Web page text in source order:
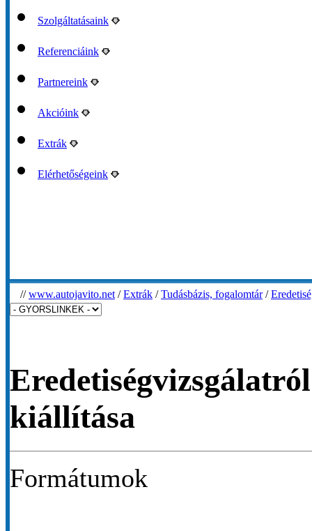
Szolgáltatásaink
Referenciáink
Partnereink
Akcióink
Extrák
Elérhetőségeink
//www.autojavito.net /Extrák /Tudásbázis, fogalomtár/
kiállítása
Formátumok